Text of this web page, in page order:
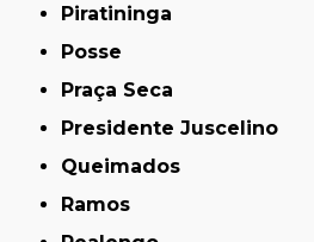
Piratininga
Posse
Praça Seca
Presidente Juscelino
Queimados
Ramos